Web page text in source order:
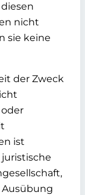
nicht
sie keine
der Zweck
ist
Ausübung